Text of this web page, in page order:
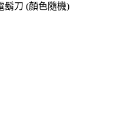
鬍刀 (顏色隨機)